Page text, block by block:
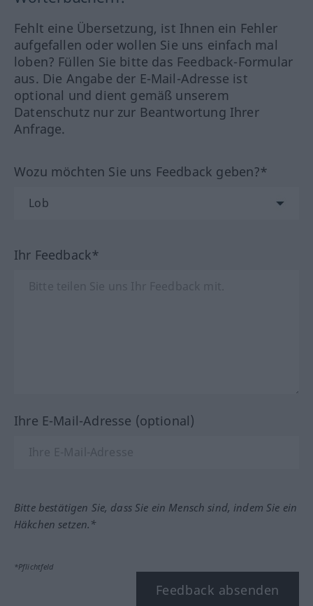
Fehlt eine Übersetzung, ist Ihnen ein Fehler
aufgefallen oder wollen Sie uns einfach mal
loben? Füllen Sie bitte das Feedback-Formular
aus. Die Angabe der E-Mail-Adresse ist
optional und dient gemäß unserem
Datenschutz nur zur Beantwortung Ihrer
Anfrage.
Wozu möchten Sie uns Feedback geben?*
Ihr Feedback*
Ihre E-Mail-Adresse (optional)
Bitte bestätigen Sie, dass Sie ein Mensch sind, indem Sie ein
Häkchen setzen.*
*Pflichtfeld
Feedback absenden